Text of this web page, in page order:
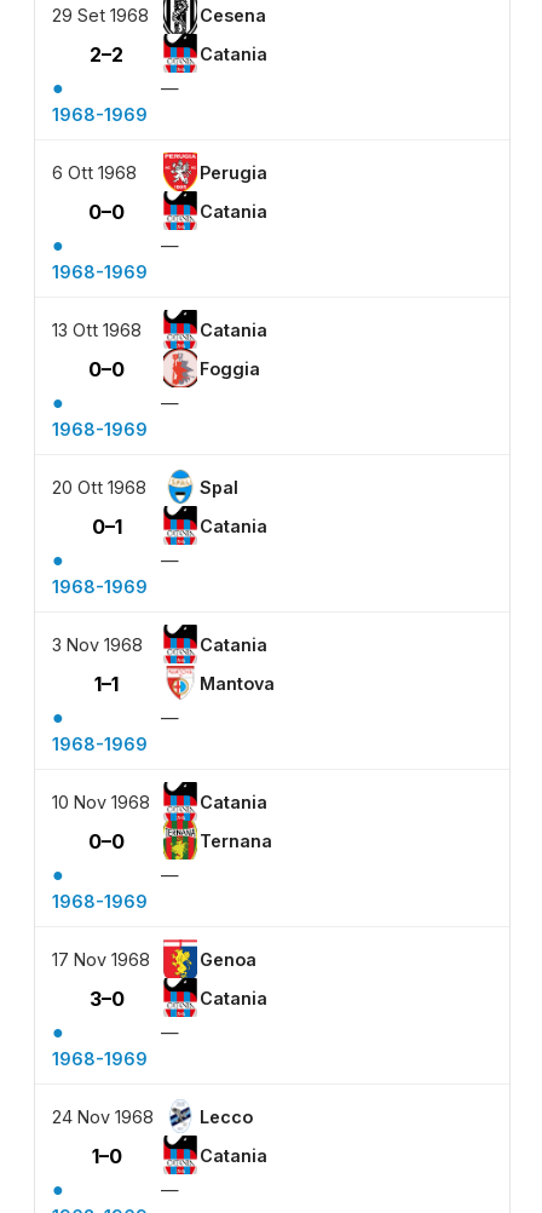
29 Set 1968 Cesena
2–2 Catania
●
—
1968-1969
6 Ott 1968 Perugia
0–0 Catania
●
—
1968-1969
13 Ott 1968 Catania
0–0 Foggia
●
—
1968-1969
20 Ott 1968 Spal
0–1 Catania
●
—
1968-1969
3 Nov 1968 Catania
1–1 Mantova
●
—
1968-1969
10 Nov 1968 Catania
0–0 Ternana
●
—
1968-1969
17 Nov 1968 Genoa
3–0 Catania
●
—
1968-1969
24 Nov 1968 Lecco
1–0 Catania
●
—